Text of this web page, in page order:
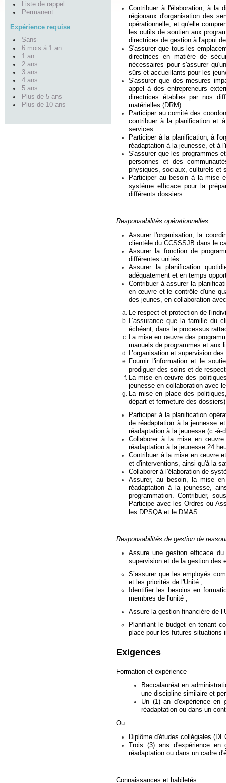
Liste de rappel
Permanent
Expérience requise
Sans
6 mois à 1 an
1 an
2 ans
3 ans
4 ans
5 ans
Plus de 5 ans
Plus de 10 ans
Contribuer à l'élaboration, à la
régionaux d'organisation des
opérationnelle, et qu'elle
les outils de soutien aux
directrices de gestion à l'appui
S'assurer que tous les
directrices en matière de
nécessaires pour s'assurer
sûrs et accueillants pour les
S'assurer que des mesures
appel à des entrepreneurs
directrices établies par nos
matérielles (DRM).
Participer au comité des
contribuer à la planification et
services.
Participer à la planification, à
réadaptation à la jeunesse, et à
S'assurer que les programmes
personnes et des
physiques, sociaux, culturels et
Participer au besoin à la mise
système efficace pour la
différents dossiers.
Responsabilités opérationnelles
Assurer l'organisation, la
clientèle du CCSSSJB dans le
Assurer la fonction de
différentes unités.
Assurer la planification
adéquatement et en temps
Contribuer à assurer la
en œuvre et le contrôle d'une
des jeunes, en collaboration
Le respect et protection de
L’assurance que la famille du
échéant, dans le processus
La mise en œuvre des
manuels de programmes et aux
L’organisation et supervision
Fournir l'information et le
prodiguer des soins et de
La mise en œuvre des
jeunesse en collaboration avec
La mise en place des
départ et fermeture des
Participer à la planification
de réadaptation à la jeunesse
réadaptation à la jeunesse (c.-à-
Collaborer à la mise en
réadaptation à la jeunesse 24
Contribuer à la mise en œuvre
et d'interventions, ainsi qu'à la
Collaborer à l'élaboration de
Assurer, au besoin, la mise
réadaptation à la jeunesse,
programmation. Contribuer,
Participe avec les Ordres ou
les DPSQA et le DMAS.
Responsabilités de gestion de
Assure une gestion efficace
supervision et de la gestion des
S’assurer que les employés
et les priorités de l'Unité ;
Identifier les besoins en
membres de l'unité ;
Assure la gestion financière de
Planifiant le budget en tenant
place pour les futures situations
Exigences
Formation et expérience
Baccalauréat en
une discipline similaire et
Un (1) an d'expérience en
réadaptation ou dans un
Ou
Diplôme d'études collégiales
Trois (3) ans d'expérience en
réadaptation ou dans un cadre
Connaissances et habiletés